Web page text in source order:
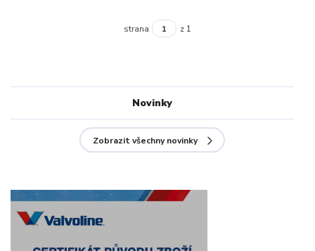
strana z 1
Novinky
Zobrazit všechny novinky